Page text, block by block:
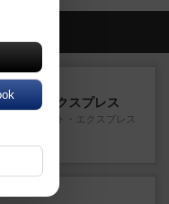
稿
ント・エクスプレス
スオリエント・エクスプレス
ざいま...